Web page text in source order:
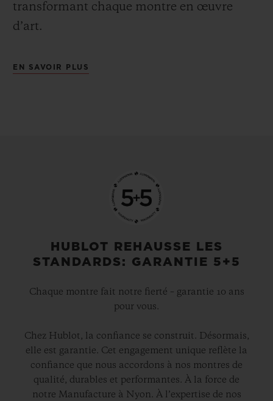
transformant chaque montre en œuvre
d’art.
EN SAVOIR PLUS
HUBLOT REHAUSSE LES
STANDARDS: GARANTIE 5+5
Chaque montre fait notre fierté – garantie 10 ans
pour vous.
Chez Hublot, la confiance se construit. Désormais,
elle est garantie. Cet engagement unique reflète la
confiance que nous accordons à nos montres de
qualité, durables et performantes. À la force de
notre Manufacture à Nyon. À l’expertise de nos